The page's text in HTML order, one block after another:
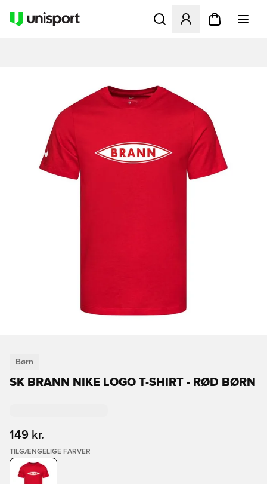
Åbner en Modal til at
Børn
SK BRANN NIKE LOGO T-SHIRT - RØD BØRN
149 kr.
TILGÆNGELIGE FARVER